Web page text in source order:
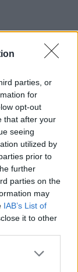
parties, or
for
opt-out
that after your
seeing
utilized by
prior to
further
parties on the
may
IAB’s List of
it to other